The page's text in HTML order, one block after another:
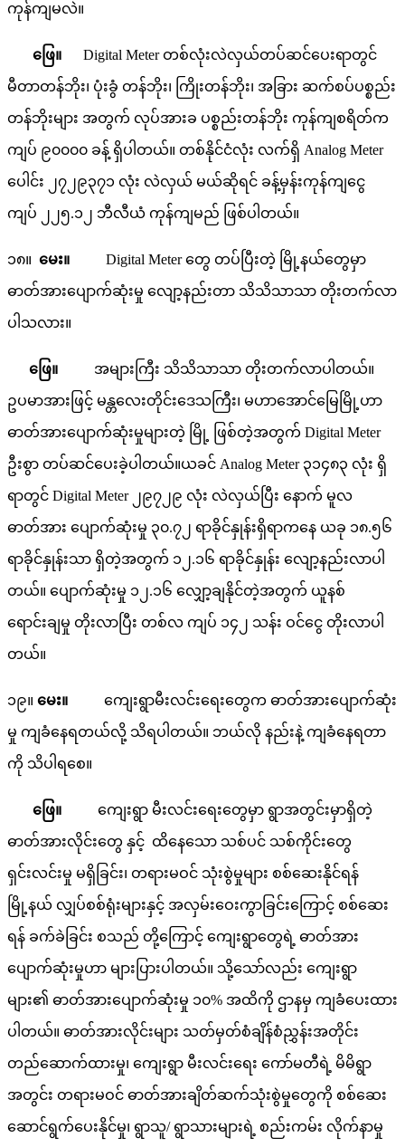
ကုန်ကျမလဲ။
ဖြေ။ Digital Meter တစ်လုံးလဲလှယ်တပ်ဆင်ပေးရာတွင်
မီတာတန်ဘိုး၊ ပုံးခွံ တန်ဘိုး၊ ကြိုးတန်ဘိုး၊ အခြား ဆက်စပ်ပစ္စည်း
တန်ဘိုးများ အတွက် လုပ်အားခ ပစ္စည်းတန်ဘိုး ကုန်ကျစရိတ်က
ကျပ် ၉၀၀၀၀ ခန့် ရှိပါတယ်။ တစ်နိုင်ငံလုံး လက်ရှိ Analog Meter
ပေါင်း ၂၇၂၉၃၇၁ လုံး လဲလှယ် မယ်ဆိုရင် ခန့်မှန်းကုန်ကျငွေ
ကျပ် ၂၂၅.၁၂ ဘီလီယံ ကုန်ကျမည် ဖြစ်ပါတယ်။
၁၈။ မေး။ Digital Meter တွေ တပ်ပြီးတဲ့ မြို့နယ်တွေမှာ
ဓာတ်အားပျောက်ဆုံးမှု လျော့နည်းတာ သိသိသာသာ တိုးတက်လာ
ပါသလား။
ဖြေ။ အများကြီး သိသိသာသာ တိုးတက်လာပါတယ်။
ဥပမာအားဖြင့် မန္တလေးတိုင်းဒေသကြီး၊ မဟာအောင်မြေမြို့ဟာ
ဓာတ်အားပျောက်ဆုံးမှုများတဲ့ မြို့ ဖြစ်တဲ့အတွက် Digital Meter
ဦးစွာ တပ်ဆင်ပေးခဲ့ပါတယ်။ယခင် Analog Meter ၃၁၄၈၃ လုံး ရှိ
ရာတွင် Digital Meter ၂၉၇၂၉ လုံး လဲလှယ်ပြီး နောက် မူလ
ဓာတ်အား ပျောက်ဆုံးမှု ၃၀.၇၂ ရာခိုင်နှုန်းရှိရာကနေ ယခု ၁၈.၅၆
ရာခိုင်နှုန်းသာ ရှိတဲ့အတွက် ၁၂.၁၆ ရာခိုင်နှုန်း လျော့နည်းလာပါ
တယ်။ ပျောက်ဆုံးမှု ၁၂.၁၆ လျှော့ချနိုင်တဲ့အတွက် ယူနစ်
ရောင်းချမှု တိုးလာပြီး တစ်လ ကျပ် ၁၄၂ သန်း ဝင်ငွေ တိုးလာပါ
တယ်။
၁၉။ မေး။ ကျေးရွာမီးလင်းရေးတွေက ဓာတ်အားပျောက်ဆုံး
မှု ကျခံနေရတယ်လို့ သိရပါတယ်။ ဘယ်လို နည်းနဲ့ ကျခံနေရတာ
ကို သိပါရစေ။
ဖြေ။ ကျေးရွာ မီးလင်းရေးတွေမှာ ရွာအတွင်းမှာရှိတဲ့
ဓာတ်အားလိုင်းတွေ နှင့် ထိနေသော သစ်ပင် သစ်ကိုင်းတွေ
ရှင်းလင်းမှု မရှိခြင်း၊ တရားမဝင် သုံးစွဲမှုများ စစ်ဆေးနိုင်ရန်
မြို့နယ် လျှပ်စစ်ရုံးများနှင့် အလှမ်းဝေးကွာခြင်းကြောင့် စစ်ဆေး
ရန် ခက်ခဲခြင်း စသည် တို့ကြောင့် ကျေးရွာတွေရဲ့ ဓာတ်အား
ပျောက်ဆုံးမှုဟာ များပြားပါတယ်။ သို့သော်လည်း ကျေးရွာ
များ၏ ဓာတ်အားပျောက်ဆုံးမှု ၁၀% အထိကို ဌာနမှ ကျခံပေးထား
ပါတယ်။ ဓာတ်အားလိုင်းများ သတ်မှတ်စံချိန်စံညွှန်းအတိုင်း
တည်ဆောက်ထားမှု၊ ကျေးရွာ မီးလင်းရေး ကော်မတီရဲ့ မိမိရွာ
အတွင်း တရားမဝင် ဓာတ်အားချိတ်ဆက်သုံးစွဲမှုတွေကို စစ်ဆေး
ဆောင်ရွက်ပေးနိုင်မှု၊ ရွာသူ/ ရွာသားများရဲ့ စည်းကမ်း လိုက်နာမှု